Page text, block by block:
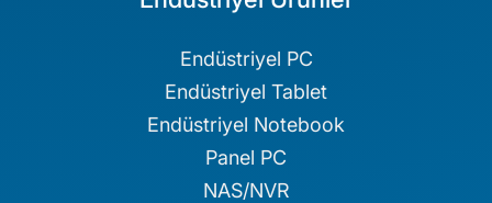
Endüstriyel PC
Endüstriyel Tablet
Endüstriyel Notebook
Panel PC
NAS/NVR